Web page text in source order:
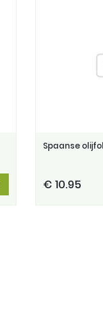
Spaanse
€ 10.95